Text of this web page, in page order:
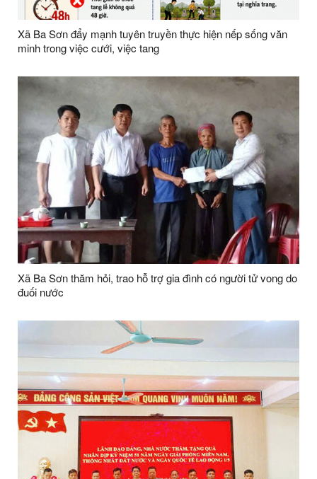
Xã Ba Sơn đẩy mạnh tuyên truyền thực hiện nếp sống văn
minh trong việc cưới, việc tang
Xã Ba Sơn thăm hỏi, trao hỗ trợ gia đình có người tử vong do
đuối nước